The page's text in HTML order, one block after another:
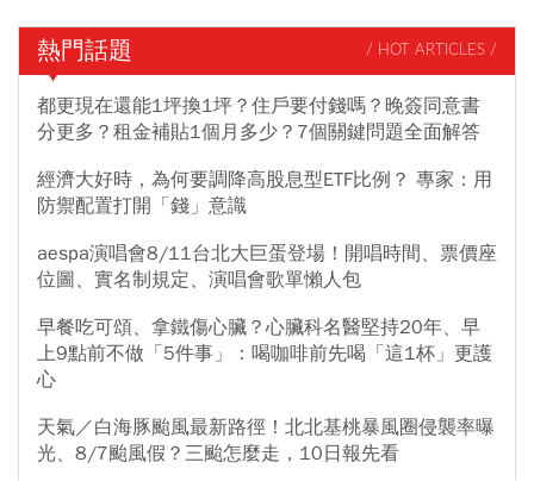
熱門話題 / HOT ARTICLES /
都更現在還能1坪換1坪？住戶要付錢嗎？晚簽同意書
分更多？租金補貼1個月多少？7個關鍵問題全面解答
經濟大好時，為何要調降高股息型ETF比例？ 專家：用
防禦配置打開「錢」意識
aespa演唱會8/11台北大巨蛋登場！開唱時間、票價座
位圖、實名制規定、演唱會歌單懶人包
早餐吃可頌、拿鐵傷心臟？心臟科名醫堅持20年、早
上9點前不做「5件事」：喝咖啡前先喝「這1杯」更護
心
天氣／白海豚颱風最新路徑！北北基桃暴風圈侵襲率曝
光、8/7颱風假？三颱怎麼走，10日報先看